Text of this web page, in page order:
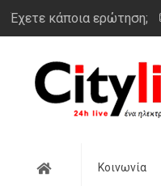
Έχετε κάποια ερώτηση;
Αρχική Κοινωνία